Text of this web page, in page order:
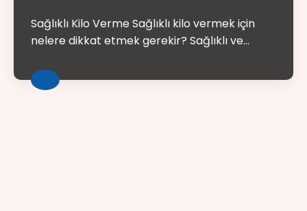
Sağlıklı Kilo Verme Sağlıklı kilo vermek için
nelere dikkat etmek gerekir? Sağlıklı ve...